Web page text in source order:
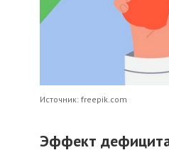
Источник: freepik.com
Эффект